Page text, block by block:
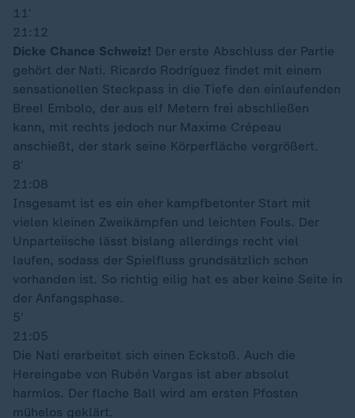
11′
21:12
Dicke Chance Schweiz! Der erste Abschluss der Partie
gehört der Nati. Ricardo Rodríguez findet mit einem
sensationellen Steckpass in die Tiefe den einlaufenden
Breel Embolo, der aus elf Metern frei abschließen
kann, mit rechts jedoch nur Maxime Crépeau
anschießt, der stark seine Körperfläche vergrößert.
8′
21:08
Insgesamt ist es ein eher kampfbetonter Start mit
vielen kleinen Zweikämpfen und leichten Fouls. Der
Unparteiische lässt bislang allerdings recht viel
laufen, sodass der Spielfluss grundsätzlich schon
vorhanden ist. So richtig eilig hat es aber keine Seite in
der Anfangsphase.
5′
21:05
Die Nati erarbeitet sich einen Eckstoß. Auch die
Hereingabe von Rubén Vargas ist aber absolut
harmlos. Der flache Ball wird am ersten Pfosten
mühelos geklärt.